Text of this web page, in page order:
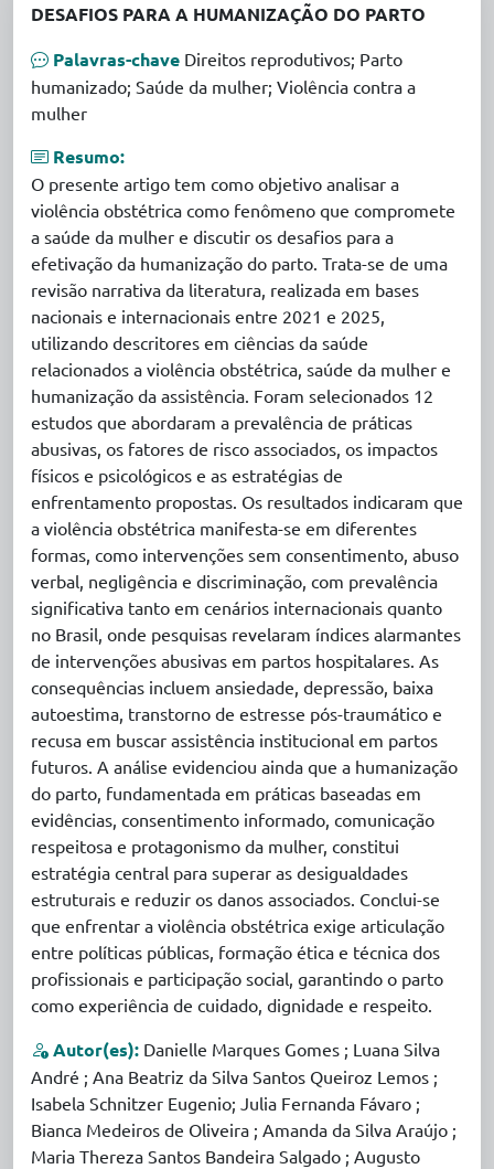
DESAFIOS PARA A HUMANIZAÇÃO DO PARTO
Palavras-chave Direitos reprodutivos; Parto
humanizado; Saúde da mulher; Violência contra a
mulher
Resumo:
O presente artigo tem como objetivo analisar a
violência obstétrica como fenômeno que compromete
a saúde da mulher e discutir os desafios para a
efetivação da humanização do parto. Trata-se de uma
revisão narrativa da literatura, realizada em bases
nacionais e internacionais entre 2021 e 2025,
utilizando descritores em ciências da saúde
relacionados a violência obstétrica, saúde da mulher e
humanização da assistência. Foram selecionados 12
estudos que abordaram a prevalência de práticas
abusivas, os fatores de risco associados, os impactos
físicos e psicológicos e as estratégias de
enfrentamento propostas. Os resultados indicaram que
a violência obstétrica manifesta-se em diferentes
formas, como intervenções sem consentimento, abuso
verbal, negligência e discriminação, com prevalência
significativa tanto em cenários internacionais quanto
no Brasil, onde pesquisas revelaram índices alarmantes
de intervenções abusivas em partos hospitalares. As
consequências incluem ansiedade, depressão, baixa
autoestima, transtorno de estresse pós-traumático e
recusa em buscar assistência institucional em partos
futuros. A análise evidenciou ainda que a humanização
do parto, fundamentada em práticas baseadas em
evidências, consentimento informado, comunicação
respeitosa e protagonismo da mulher, constitui
estratégia central para superar as desigualdades
estruturais e reduzir os danos associados. Conclui-se
que enfrentar a violência obstétrica exige articulação
entre políticas públicas, formação ética e técnica dos
profissionais e participação social, garantindo o parto
como experiência de cuidado, dignidade e respeito.
Autor(es): Danielle Marques Gomes ; Luana Silva
André ; Ana Beatriz da Silva Santos Queiroz Lemos ;
Isabela Schnitzer Eugenio; Julia Fernanda Fávaro ;
Bianca Medeiros de Oliveira ; Amanda da Silva Araújo ;
Maria Thereza Santos Bandeira Salgado ; Augusto